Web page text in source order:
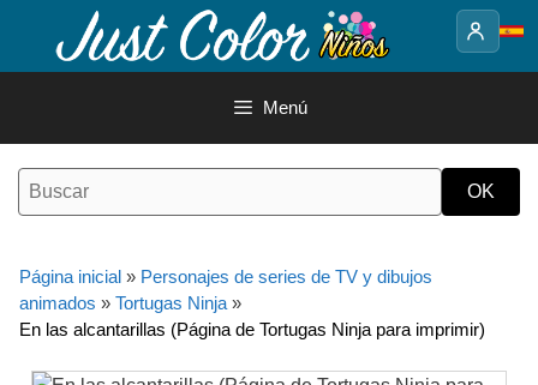
contenido
Menú
Página inicial » Personajes de series de TV y dibujos
animados » Tortugas Ninja »
En las alcantarillas (Página de Tortugas Ninja para imprimir)